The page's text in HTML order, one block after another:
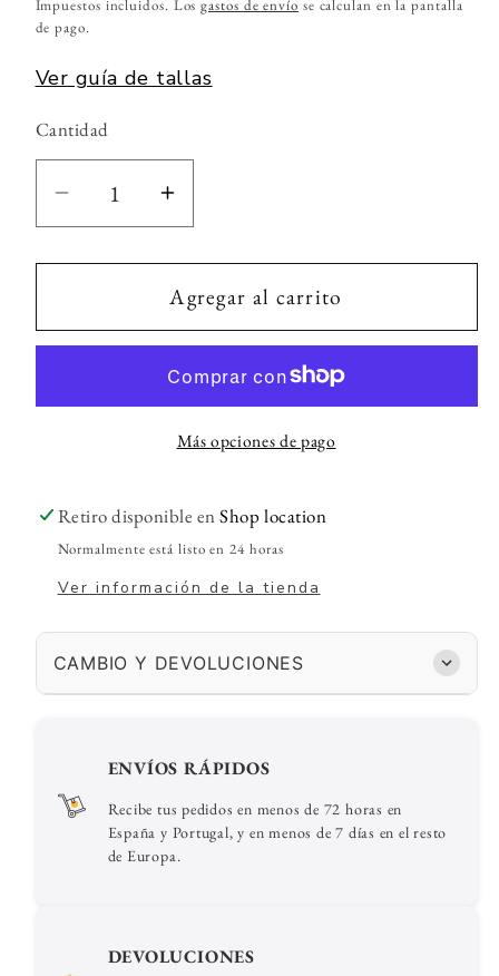
Impuestos incluidos. Losgastos de envío se calculan en la pantalla
de pago.
Ver guía de tallas
Cantidad
Cantidad
Reducir
cantidad
para
Soraya
Aumentar
cantidad
para
Vestido
Soraya
Agregar al carrito
Más opciones de pago
Retiro disponible enShop location
Normalmente está listo en 24 horas
Ver información de la tienda
CAMBIO Y DEVOLUCIONES
ENVÍOS RÁPIDOS
Recibe tus pedidos en menos de 72 horas en
España y Portugal, y en menos de 7 días en el resto
de Europa.
DEVOLUCIONES